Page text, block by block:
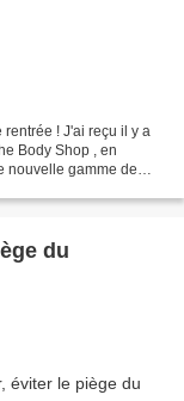
! J'ai reçu il y a
Body Shop , en
nouvelle gamme de
du